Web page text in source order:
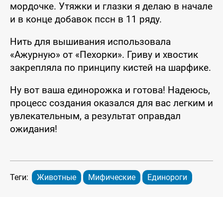
мордочке. Утяжки и глазки я делаю в начале
и в конце добавок пссн в 11 ряду.
Нить для вышивания использовала
«Ажурную» от «Пехорки». Гриву и хвостик
закрепляла по принципу кистей на шарфике.
Ну вот ваша единорожка и готова! Надеюсь,
процесс создания оказался для вас легким и
увлекательным, а результат оправдал
ожидания!
Теги: Животные Мифические Единороги